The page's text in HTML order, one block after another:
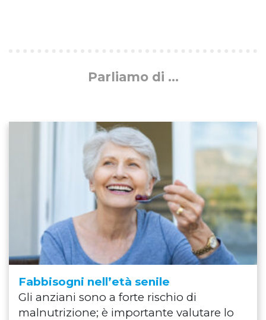
Parliamo di ...
Fabbisogni nell’età senile
Gli anziani sono a forte rischio di
malnutrizione; è importante valutare lo